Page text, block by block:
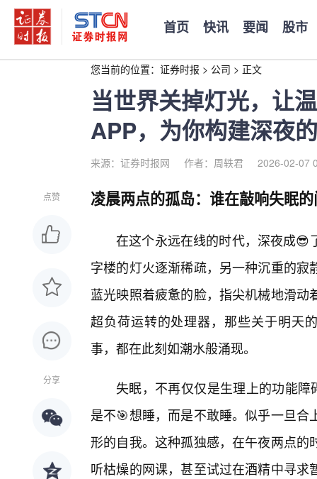
首页 快讯 要闻 股市
您当前的位置： 证券时报 > 公司 > 正文
当世界关掉灯光，让
APP，为你构建深夜
来源：证券时报网 作者：周轶君 2026-02-07
点赞
分享
凌晨两点的孤岛：谁在敲响失眠
在这个永远在线的时代，深夜成😎
字楼的灯火逐渐稀疏，另一种沉重的
蓝光映照着疲惫的脸，指尖机械地滑
超负荷运转的处理器，那些关于明天
事，都在此刻如潮水般涌现。
失眠，不再仅仅是生理上的功能障
是不🎯想睡，而是不敢睡。似乎一旦
形的自我。这种孤独感，在午夜两点
听枯燥的网课，甚至试过在酒精中寻